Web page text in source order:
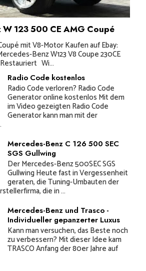
W 123 500 CE AMG Coupé
mit V8-Motor Kaufen auf Ebay:
Benz W123 V8 Coupe 230CE
Wi...
Radio Code kostenlos
Radio Code verloren? Radio Code
Generator online kostenlos Mit dem
im Video gezeigten Radio Code
Generator kann man mit der
Mercedes-Benz C 126 500 SEC
SGS Gullwing
Der Mercedes-Benz 500SEC SGS
Gullwing Heute fast in Vergessenheit
geraten, die Tuning-Umbauten der
die in ...
Mercedes-Benz und Trasco -
Individueller gepanzerter Luxus
Kann man versuchen, das Beste noch
zu verbessern? Mit dieser Idee kam
TRASCO Anfang der 80er Jahre auf